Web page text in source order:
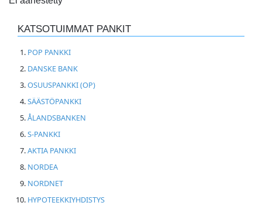
KATSOTUIMMAT PANKIT
POP PANKKI
DANSKE BANK
OSUUSPANKKI (OP)
SÄÄSTÖPANKKI
ÅLANDSBANKEN
S-PANKKI
AKTIA PANKKI
NORDEA
NORDNET
HYPOTEEKKIYHDISTYS